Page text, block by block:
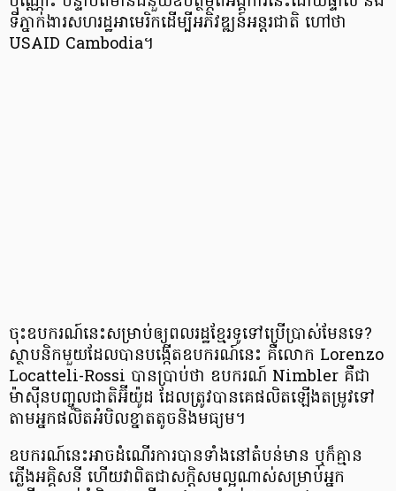
ទីភ្នាក់ងារ​សហរដ្ឋ​អាមេរិក​ដើម្បី​អភិវឌ្ឍន៍​អន្តរជាតិ ហៅថា
USAID Cambodia។
ចុះ​ឧបករណ៍​នេះ​សម្រាប់​ឲ្យ​ពលរដ្ឋ​ខ្មែរ​ទូទៅ​ប្រើប្រាស់​មែន​ទេ?
ស្ថាបនិក​មួយ​ដែល​បាន​បង្កើត​ឧបករណ៍​នេះ គឺ​លោក Lorenzo
Locatteli-Rossi បាន​ប្រាប់​ថា ឧបករណ៍ Nimbler គឺ​ជា​
ម៉ាស៊ីន​បញ្ចូល​ជាតិ​អ៊ីយ៉ូដ ដែល​ត្រូវ​បាន​គេ​ផលិត​ឡើង​តម្រូវ​ទៅ​
តាម​អ្នក​ផលិត​អំបិល​ខ្នាត​តូច​និង​មធ្យម។
ឧបករណ៍​នេះ​អាច​ដំណើរការ​បាន​ទាំង​នៅ​តំបន់​មាន ឬ​ក៏​គ្មាន​
ភ្លើង​អគ្គិសនី ហើយ​វា​ពិត​ជា​សក្ដិសម​ល្អ​ណាស់​សម្រាប់​អ្នក​